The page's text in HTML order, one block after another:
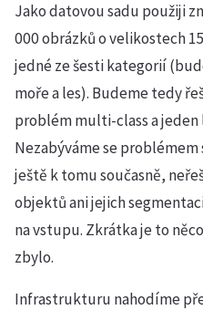
Jako datovou sadu použiji
000 obrázků o velikostech
jedné ze šesti kategorií
moře a les). Budeme tedy
problém multi-class a jeden
Nezabýváme se
ještě k tomu současně,
objektů ani jejich
na vstupu. Zkrátka je to
zbylo.
Infrastrukturu nahodíme